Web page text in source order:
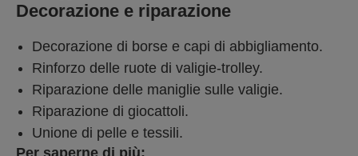
Decorazione e riparazione
Decorazione di borse e capi di abbigliamento.
Rinforzo delle ruote di valigie-trolley.
Riparazione delle maniglie sulle valigie.
Riparazione di giocattoli.
Unione di pelle e tessili.
Per saperne di più: